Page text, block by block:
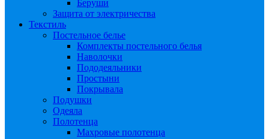
Беруши
Защита от электричества
Текстиль
Постельное белье
Комплекты постельного белья
Наволочки
Пододеяльники
Простыни
Покрывала
Подушки
Одеяла
Полотенца
Махровые полотенца